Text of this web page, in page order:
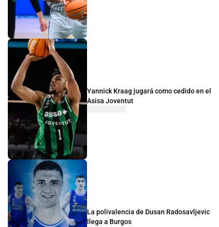
Yannick Kraag jugará como cedido en el
Asisa Joventut
La polivalencia de Dusan Radosavljevic
llega a Burgos